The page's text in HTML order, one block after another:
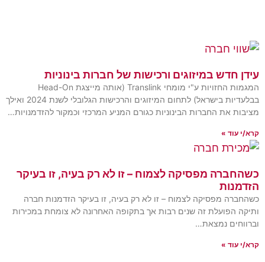
חדש במיזוגים ורכישות של חברות בינוניות
המגמות החזויות ע"י מומחי Translink (אותה מייצגת Head-On
בבלעדיות בישראל) לתחום המיזוגים והרכישות הגלובלי לשנת 2024 ואילך
את החברות הבינוניות כגורם המניע המרכזי וכמקור להזדמנויות…
עוד »
מפסיקה לצמוח – זו לא רק בעיה, זו בעיקר
מפסיקה לצמוח – זו לא רק בעיה, זו בעיקר הזדמנות חברה
הפועלת זה שנים רבות אך בתקופה האחרונה לא צומחת במכירות
נמצאת…
עוד »